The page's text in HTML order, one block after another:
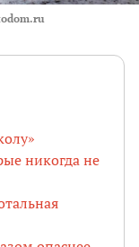
никогда не